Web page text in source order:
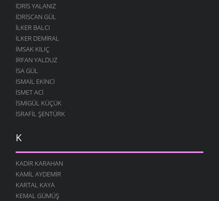
İDRIS YALANIZ
IDRISCAN GÜL
İLKER BALCI
İLKER DEMIRAL
İMSAK KILIÇ
İRFAN YALDUZ
ISA GÜL
ISMAIL EKINCI
İSMET ACI
İSMIGÜL KÜÇÜK
İSRAFIL ŞENTÜRK
K
KADIR KARAHAN
KAMIL AYDEMIR
KARTAL KAYA
KEMAL GÜMÜŞ